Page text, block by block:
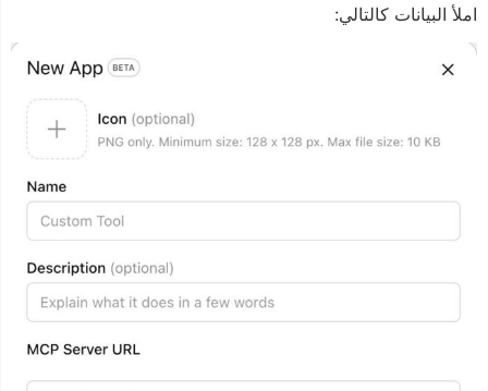
املأ البيانات كالتالي: